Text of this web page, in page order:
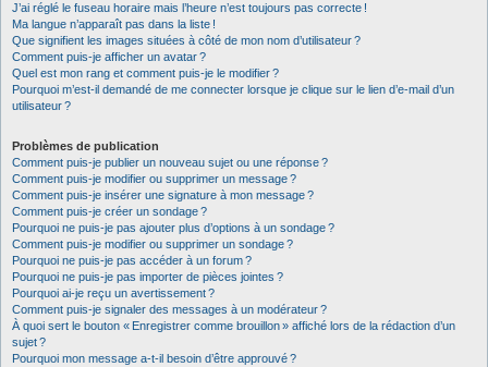
J’ai réglé le fuseau horaire mais l’heure n’est toujours pas correcte !
Ma langue n’apparaît pas dans la liste !
Que signifient les images situées à côté de mon nom d’utilisateur ?
Comment puis-je afficher un avatar ?
Quel est mon rang et comment puis-je le modifier ?
Pourquoi m’est-il demandé de me connecter lorsque je clique sur le lien d’e-mail d’un
utilisateur ?
Problèmes de publication
Comment puis-je publier un nouveau sujet ou une réponse ?
Comment puis-je modifier ou supprimer un message ?
Comment puis-je insérer une signature à mon message ?
Comment puis-je créer un sondage ?
Pourquoi ne puis-je pas ajouter plus d’options à un sondage ?
Comment puis-je modifier ou supprimer un sondage ?
Pourquoi ne puis-je pas accéder à un forum ?
Pourquoi ne puis-je pas importer de pièces jointes ?
Pourquoi ai-je reçu un avertissement ?
Comment puis-je signaler des messages à un modérateur ?
À quoi sert le bouton « Enregistrer comme brouillon » affiché lors de la rédaction d’un
sujet ?
Pourquoi mon message a-t-il besoin d’être approuvé ?